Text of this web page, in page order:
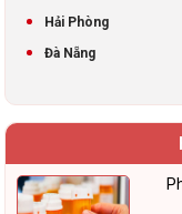
Hải Phòng
Đà Nẵng